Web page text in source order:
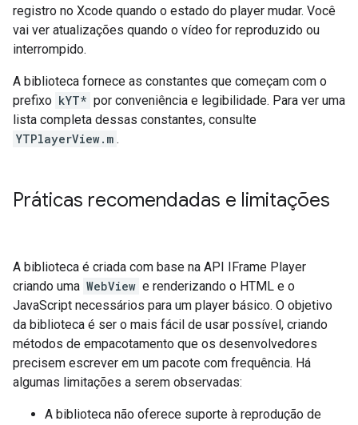
registro no Xcode quando o estado do player mudar. Você
vai ver atualizações quando o vídeo for reproduzido ou
interrompido.
A biblioteca fornece as constantes que começam com o
prefixo kYT* por conveniência e legibilidade. Para ver uma
lista completa dessas constantes, consulte
YTPlayerView.m .
Práticas recomendadas e limitações
A biblioteca é criada com base na API IFrame Player
criando uma WebView e renderizando o HTML e o
JavaScript necessários para um player básico. O objetivo
da biblioteca é ser o mais fácil de usar possível, criando
métodos de empacotamento que os desenvolvedores
precisem escrever em um pacote com frequência. Há
algumas limitações a serem observadas:
A biblioteca não oferece suporte à reprodução de